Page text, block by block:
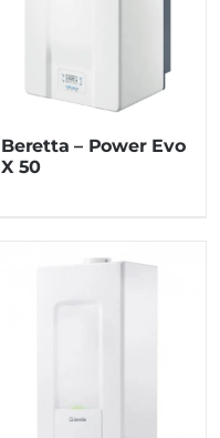
Beretta – Power Evo
X 50